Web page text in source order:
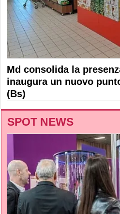
Md consolida la
inaugura un nuovo
(Bs)
SPOT NEWS